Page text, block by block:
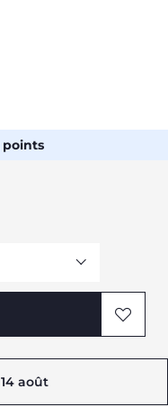
points
Me prévenir
Me prévenir
14 août